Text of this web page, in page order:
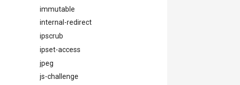
immutable
internal-redirect
ipscrub
ipset-access
jpeg
js-challenge